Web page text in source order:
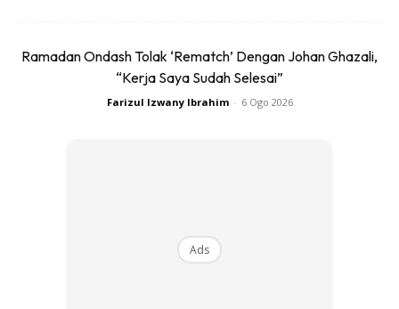
Ramadan Ondash Tolak ‘Rematch’ Dengan Johan Ghazali,
“Kerja Saya Sudah Selesai”
Farizul Izwany Ibrahim - 6 Ogo 2026
Ads